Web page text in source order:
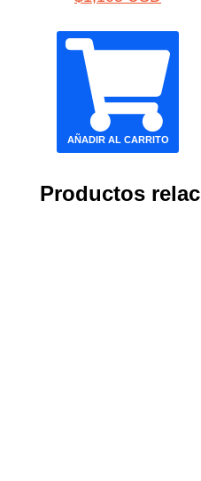
AÑADIR AL CARRITO
Productos